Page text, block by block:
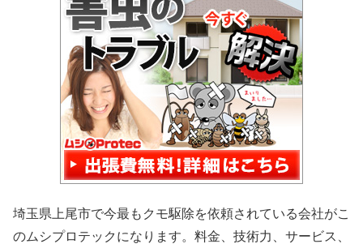
埼玉県上尾市で今最もクモ駆除を依頼されている会社がこ
のムシプロテックになります。料金、技術力、サービス、